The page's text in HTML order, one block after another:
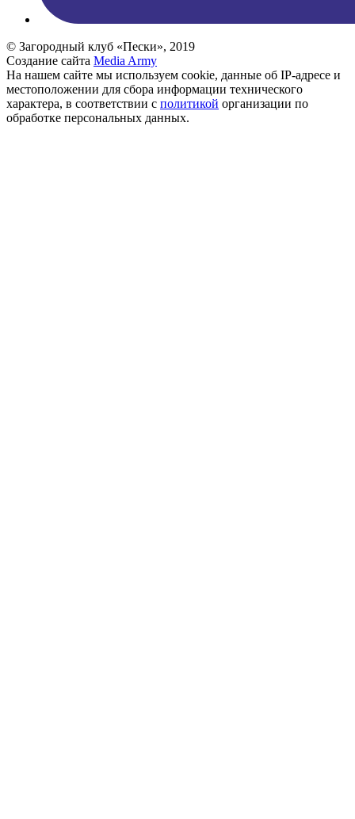
© Загородный клуб «Пески», 2019
Создание сайта Media Army
На нашем сайте мы используем cookie, данные об IP-адресе и
местоположении для сбора информации технического
характера, в соответствии с политикой организации по
обработке персональных данных.